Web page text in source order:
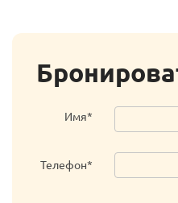
Имя*
Телефон*